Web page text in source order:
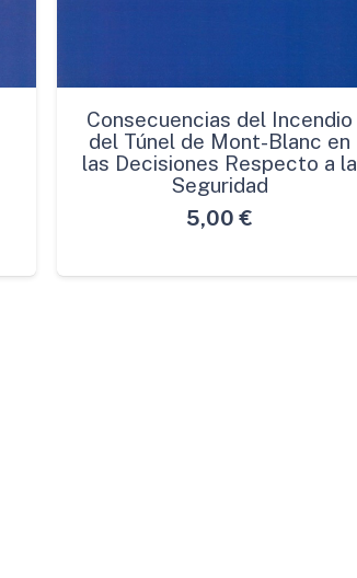
Consecuencias del Incendio
del Túnel de Mont-Blanc en
las Decisiones Respecto a la
Seguridad
5,00 €